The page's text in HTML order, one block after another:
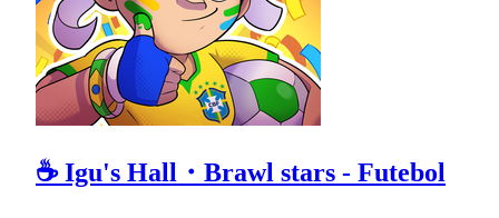
☕ Igu's Hall・Brawl stars - Futebol